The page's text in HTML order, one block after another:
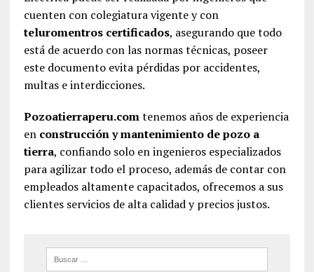
cuenten con colegiatura vigente y con
teluromentros certificados, asegurando que todo
está de acuerdo con las normas técnicas, poseer
este documento evita pérdidas por accidentes,
multas e interdicciones.
Pozoatierraperu.comtenemos años de experiencia
en construcción y mantenimiento de pozo a
tierra, confiando solo en ingenieros especializados
para agilizar todo el proceso, además de contar con
empleados altamente capacitados, ofrecemos a sus
clientes servicios de alta calidad y precios justos.